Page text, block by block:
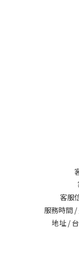
客服
服務時間 /
地址 /